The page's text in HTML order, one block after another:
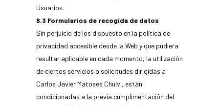
Usuarios.
6.3 Formularios de recogida de datos
Sin perjuicio de los dispuesto en la política de
privacidad accesible desde la Web y que pudiera
resultar aplicable en cada momento, la utilización
de ciertos servicios o solicitudes dirigidas a
Carlos Javier Matoses Chulvi, están
condicionadas a la previa cumplimentación del